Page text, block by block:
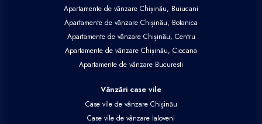
Apartamente de vânzare Chișinău, Buiucani
Apartamente de vânzare Chișinău, Botanica
Apartamente de vânzare Chișinău, Centru
Apartamente de vânzare Chișinău, Ciocana
Apartamente de vânzare Bucuresti
Vânzări case vile
Case vile de vânzare Chișinău
Case vile de vânzare Ialoveni